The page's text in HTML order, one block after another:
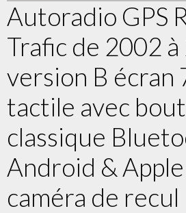
Autoradio GPS
Trafic de 2002
version B écran
tactile avec
classique
Android &
caméra de recul